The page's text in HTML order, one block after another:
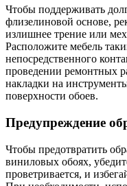
Чтобы поддерживать
флизелиновой основе,
излишнее трение или
Расположите мебель
непосредственного
проведении ремонтных
накладки на
поверхности обоев.
Предупреждение
Чтобы предотвратить
виниловых обоях,
проветривается, и